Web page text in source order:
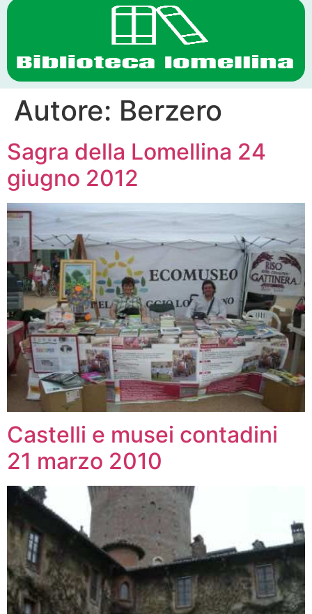
Autore: Berzero
Sagra della Lomellina 24
giugno 2012
Castelli e musei contadini
21 marzo 2010